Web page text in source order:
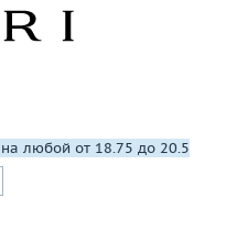
любой от 18.75 до 20.5